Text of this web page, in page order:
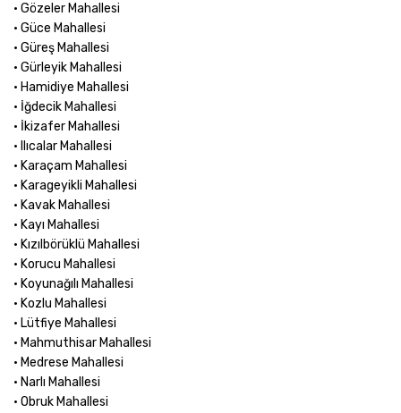
• Gözeler Mahallesi
• Güce Mahallesi
• Güreş Mahallesi
• Gürleyik Mahallesi
• Hamidiye Mahallesi
• İğdecik Mahallesi
• İkizafer Mahallesi
• Ilıcalar Mahallesi
• Karaçam Mahallesi
• Karageyikli Mahallesi
• Kavak Mahallesi
• Kayı Mahallesi
• Kızılbörüklü Mahallesi
• Korucu Mahallesi
• Koyunağılı Mahallesi
• Kozlu Mahallesi
• Lütfiye Mahallesi
• Mahmuthisar Mahallesi
• Medrese Mahallesi
• Narlı Mahallesi
• Obruk Mahallesi